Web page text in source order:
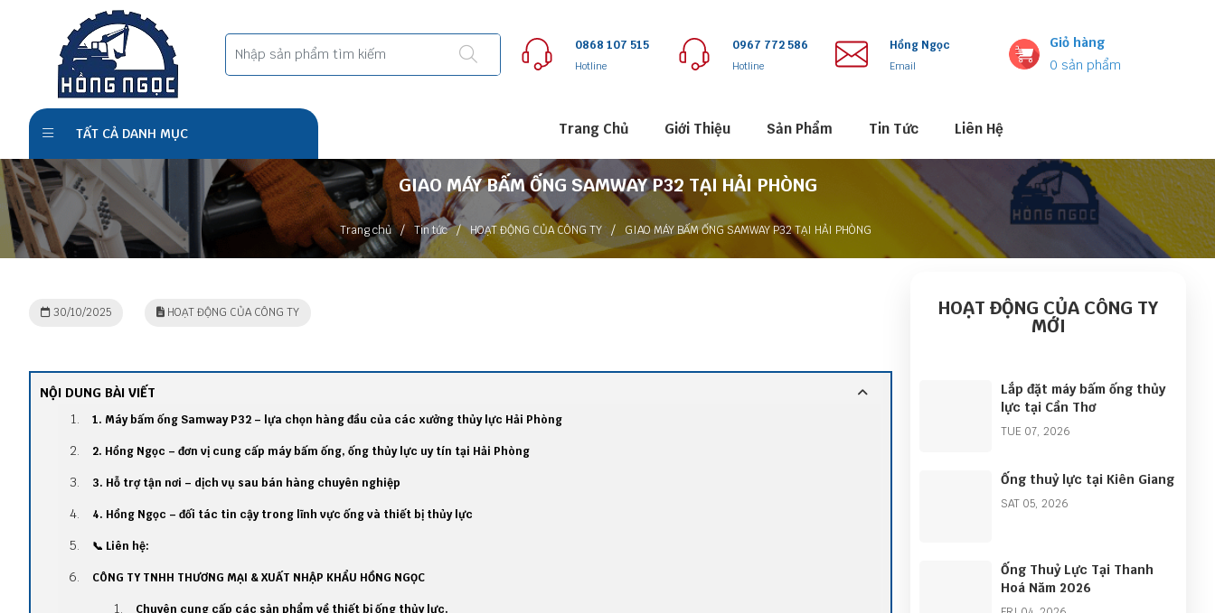
0868 107 515
Hotline
0967 772 586
Hotline
Hồng Ngọc
Email
Giỏ hàng
0 sản phẩm
TẤT CẢ DANH MỤC Trang Chủ Giới Thiệu Sản Phẩm Tin Tức Liên Hệ
GIAO MÁY BẤM ỐNG SAMWAY P32 TẠI HẢI PHÒNG
Trang chủ / Tin tức / HOẠT ĐỘNG CỦA CÔNG TY / GIAO MÁY BẤM ỐNG SAMWAY P32 TẠI HẢI PHÒNG
30/10/2025 HOẠT ĐỘNG CỦA CÔNG TY
NỘI DUNG BÀI VIẾT
1. Máy bấm ống Samway P32 – lựa chọn hàng đầu của các xưởng thủy lực Hải Phòng
2. Hồng Ngọc – đơn vị cung cấp máy bấm ống, ống thủy lực uy tín tại Hải Phòng
3. Hỗ trợ tận nơi – dịch vụ sau bán hàng chuyên nghiệp
4. Hồng Ngọc – đối tác tin cậy trong lĩnh vực ống và thiết bị thủy lực
📞 Liên hệ:
CÔNG TY TNHH THƯƠNG MẠI & XUẤT NHẬP KHẨU HỒNG NGỌC
Chuyên cung cấp các sản phẩm về thiết bị ống thủy lực.
HOẠT ĐỘNG CỦA CÔNG TY
MỚI
Lắp đặt máy bấm ống thủy
lực tại Cần Thơ
TUE 07, 2026
Ống thuỷ lực tại Kiên Giang
SAT 05, 2026
Ống Thuỷ Lực Tại Thanh
Hoá Năm 2026